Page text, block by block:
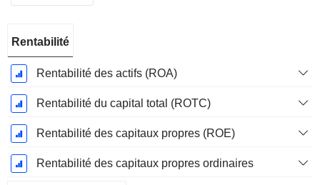
Fiscale:
Mars
Rentabilité
Rentabilité des actifs (ROA)
Rentabilité du capital total (ROTC)
Rentabilité des capitaux propres (ROE)
Rentabilité des capitaux propres ordinaires